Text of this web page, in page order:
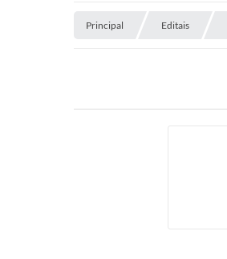
Principal Editais